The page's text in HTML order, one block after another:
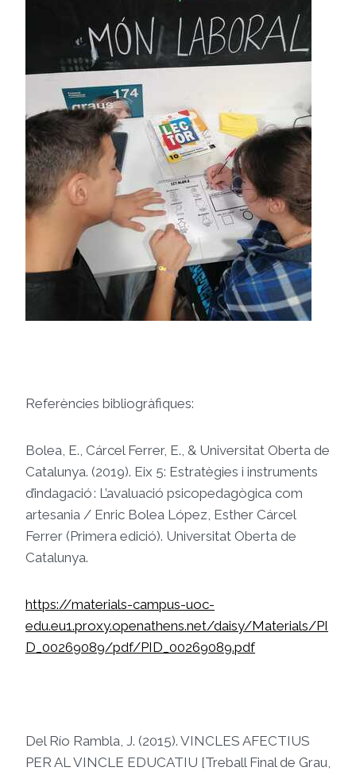
Referències bibliogràfiques:
Bolea, E., Cárcel Ferrer, E., & Universitat Oberta de
Catalunya. (2019). Eix 5: Estratègies i instruments
d’indagació : L’avaluació psicopedagògica com
artesania / Enric Bolea López, Esther Cárcel
Ferrer (Primera edició). Universitat Oberta de
Catalunya.
https://materials-campus-uoc-
edu.eu1.proxy.openathens.net/daisy/Materials/PI
D_00269089/pdf/PID_00269089.pdf
Del Río Rambla, J. (2015). VINCLES AFECTIUS
PER AL VINCLE EDUCATIU [Treball Final de Grau,